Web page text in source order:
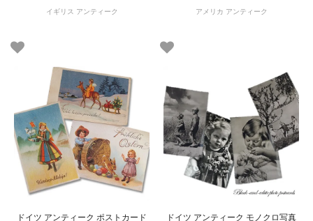
イギリス アンティーク アメリカ アンティーク
ドイツ アンティーク ポストカード
ドイツ アンティーク モノクロ写真